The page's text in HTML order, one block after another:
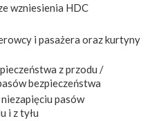
wzniesienia HDC
i pasażera oraz kurtyny
z przodu /
bezpieczeństwa
pasów
i z tyłu